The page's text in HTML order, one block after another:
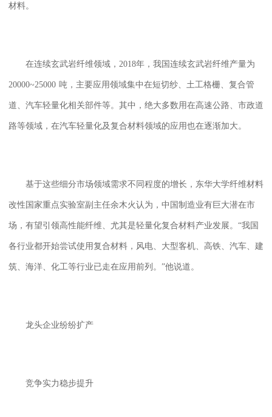
材料。
在连续玄武岩纤维领域， 2018年，我国连续玄武岩纤维产量为
20000~25000 吨，主要应用领域集中在短切纱、土工格栅、复合管
道、汽车轻量化相关部件等。其中，绝大多数用在高速公路、市政道
路等领域，在汽车轻量化及复合材料领域的应用也在逐渐加大。
基于这些细分市场领域需求不同程度的增长，东华大学纤维材料
改性国家重点实验室副主任余木火认为，中国制造业有巨大潜在市
场，有望引领高性能纤维、尤其是轻量化复合材料产业发展。 “我国
各行业都开始尝试使用复合材料，风电、大型客机、高铁、汽车、建
筑、海洋、化工等行业已走在应用前列。”他说道。
龙头企业纷纷扩产
竞争实力稳步提升